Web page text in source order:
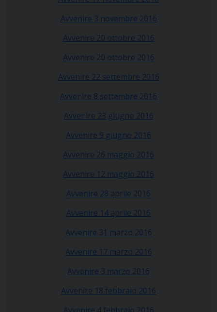
Avvenire 3 novembre 2016
Avvenire 20 ottobre 2016
Avvenire 20 ottobre 2016
Avvenire 22 settembre 2016
Avvenire 8 settembre 2016
Avvenire 23 giugno 2016
Avvenire 9 giugno 2016
Avvenire 26 maggio 2016
Avvenire 12 maggio 2016
Avvenire 28 aprile 2016
Avvenire 14 aprile 2016
Avvenire 31 marzo 2016
Avvenire 17 marzo 2016
Avvenire 3 marzo 2016
Avvenire 18 febbraio 2016